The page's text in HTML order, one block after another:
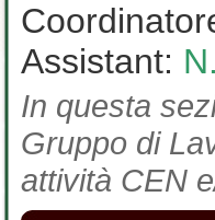
Assistant:
In questa
Gruppo di
attività CEN